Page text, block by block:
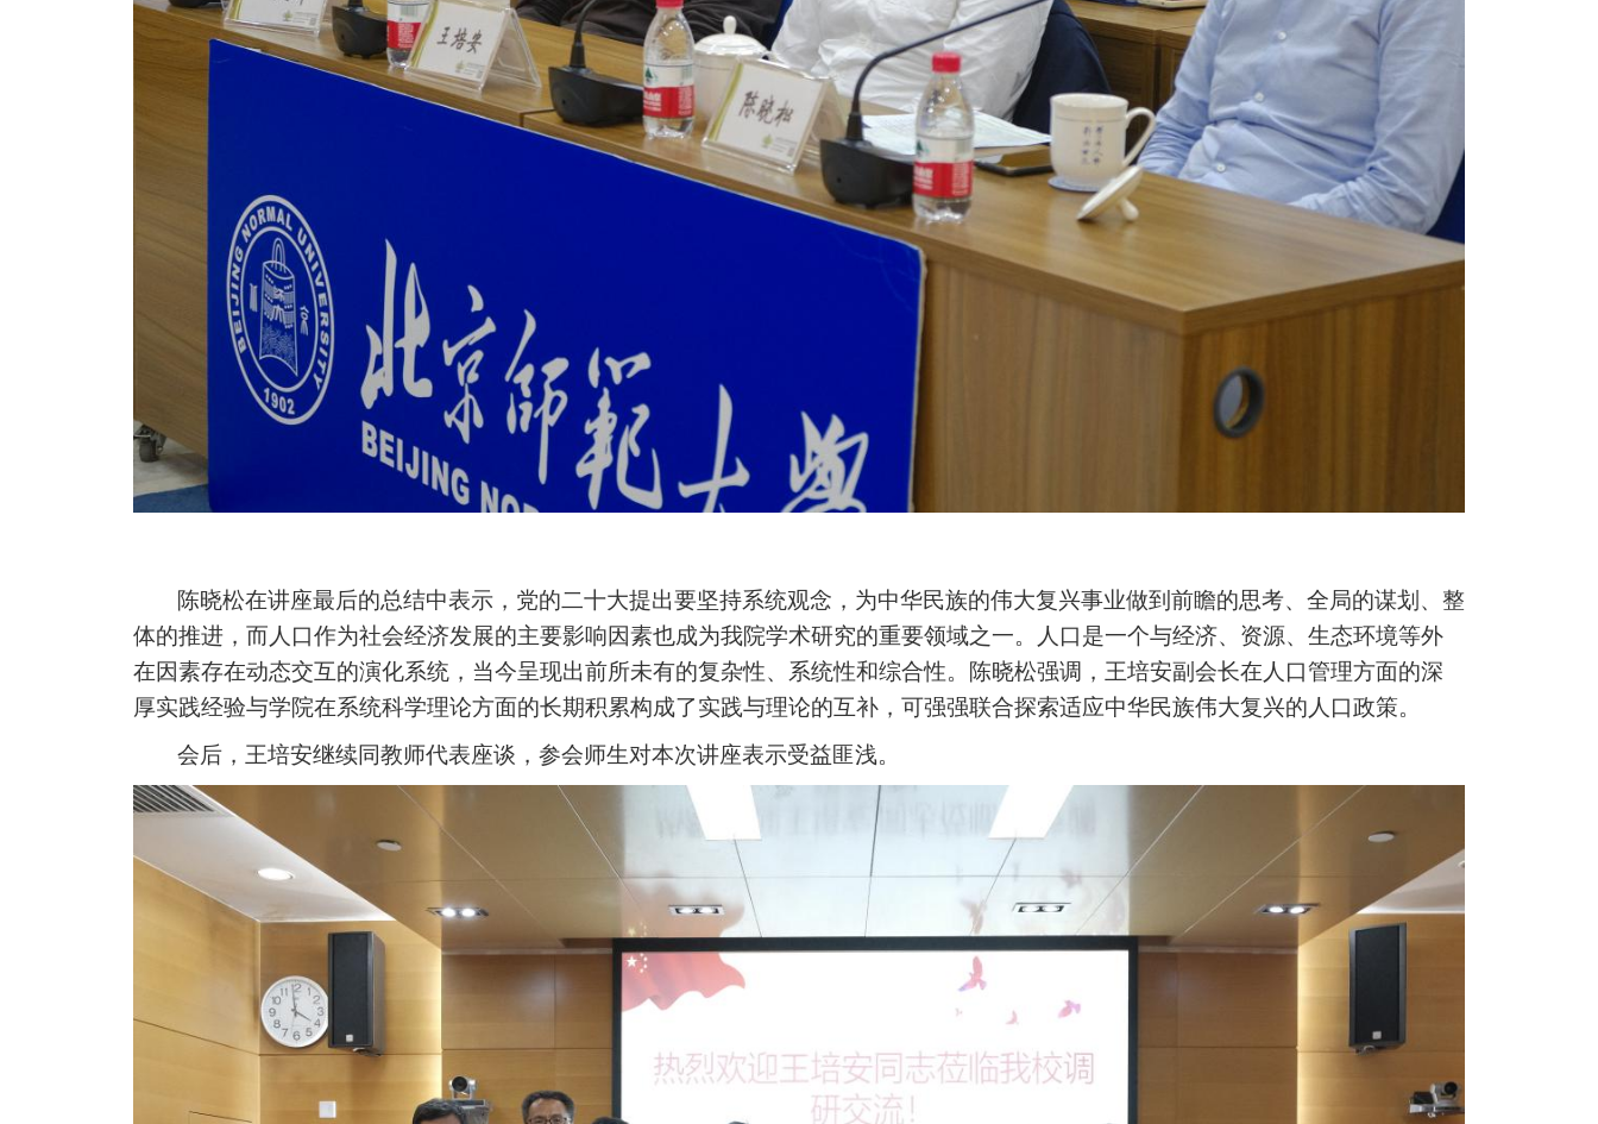
陈晓松在讲座最后的总结中表示，党的二十大提出要坚持系统观念，为中华民族的伟大复兴事业做到前瞻的思考、全局的谋划、整
体的推进，而人口作为社会经济发展的主要影响因素也成为我院学术研究的重要领域之一。人口是一个与经济、资源、生态环境等外
在因素存在动态交互的演化系统，当今呈现出前所未有的复杂性、系统性和综合性。陈晓松强调，王培安副会长在人口管理方面的深
厚实践经验与学院在系统科学理论方面的长期积累构成了实践与理论的互补，可强强联合探索适应中华民族伟大复兴的人口政策。
会后，王培安继续同教师代表座谈，参会师生对本次讲座表示受益匪浅。